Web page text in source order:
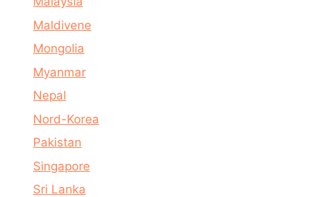
Maldivene
Mongolia
Myanmar
Nepal
Nord-Korea
Pakistan
Singapore
Sri Lanka